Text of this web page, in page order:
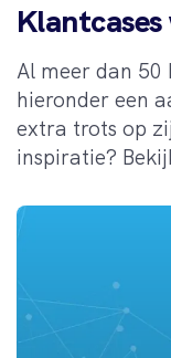
Al meer dan 50
hieronder een
extra trots op
inspiratie?